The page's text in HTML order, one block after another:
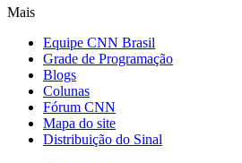
Mais
Equipe CNN Brasil
Grade de Programação
Blogs
Colunas
Fórum CNN
Mapa do site
Distribuição do Sinal